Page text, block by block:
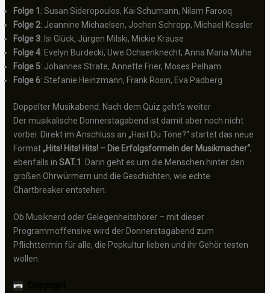
Folge 1 : Susan Sideropoulos, Kai Schumann, Nilam Farooq
Folge 2: Jeannine Michaelsen, Jochen Schropp, Michael Kessler
Folge 3: Isi Glück, Jürgen Milski, Mickie Krause
Folge 4: Evelyn Burdecki, Uwe Ochsenknecht, Anna Maria Mühe
Folge 5: Johannes Strate, Annette Frier, Moses Pelham
Folge 6: Stefanie Heinzmann, Frank Rosin, Eva Padberg
Doppelter Musikabend: Nach dem Quiz geht’s weiter
Der musikalische Donnerstagabend ist damit aber noch nicht
vorbei: Direkt im Anschluss an „Hast Du Töne?“ startet das neue
Format„Hits! Hits! Hits! – Die Erfolgsformeln der Musikmacher“,
ebenfalls in SAT.1
. Darin geht es um die Menschen hinter den
großen Ohrwürmern und die Geschichten, wie echte
Chartbreaker entstehen.
Ob Musiknerd oder Gelegenheitshörer – mit dieser
Programmoffensive wird der Donnerstagabend zum
Pflichttermin für alle, die Popkultur lieben und ihr Gehör testen
wollen.